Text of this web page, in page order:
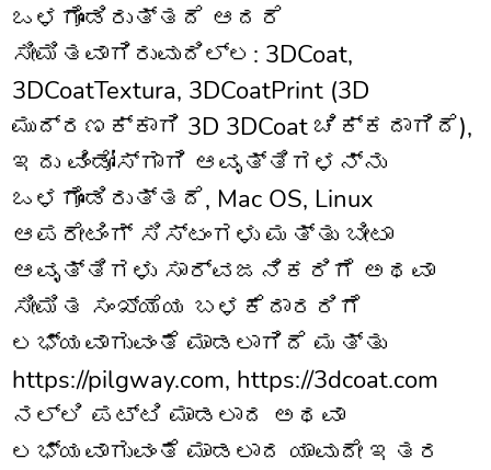
ಒಳಗೊಂಡಿರುತ್ತದೆ ಆದರೆ
ಸೀಮಿತವಾಗಿರುವುದಿಲ್ಲ: 3DCoat,
3DCoatTextura, 3DCoatPrint (3D
ಮುದ್ರಣಕ್ಕಾಗಿ 3D 3DCoat ಚಿಕ್ಕದಾಗಿದೆ),
ಇದು ವಿಂಡೋಸ್‌ಗಾಗಿ ಆವೃತ್ತಿಗಳನ್ನು
ಒಳಗೊಂಡಿರುತ್ತದೆ, Mac OS, Linux
ಆಪರೇಟಿಂಗ್ ಸಿಸ್ಟಂಗಳು ಮತ್ತು ಬೀಟಾ
ಆವೃತ್ತಿಗಳು ಸಾರ್ವಜನಿಕರಿಗೆ ಅಥವಾ
ಸೀಮಿತ ಸಂಖ್ಯೆಯ ಬಳಕೆದಾರರಿಗೆ
ಲಭ್ಯವಾಗುವಂತೆ ಮಾಡಲಾಗಿದೆ ಮತ್ತು
https://pilgway.com, https://3dcoat.com
ನಲ್ಲಿ ಪಟ್ಟಿ ಮಾಡಲಾದ ಅಥವಾ
ಲಭ್ಯವಾಗುವಂತೆ ಮಾಡಲಾದ ಯಾವುದೇ ಇತರ